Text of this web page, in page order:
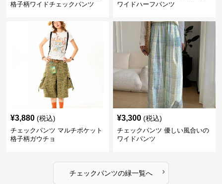
格子柄ワイドチェックパンツ
ワイドハーフパンツ
¥3,880 (税込)
チェックパンツ マルチポケット
格子柄ガウチョ
¥3,300 (税込)
チェックパンツ 優しい風合いの
ワイドパンツ
チェックパンツの緑一覧へ ›